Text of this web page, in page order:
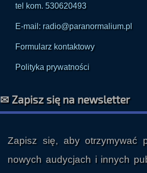
tel kom. 530620493
E-mail: radio@paranormalium.pl
Formularz kontaktowy
Polityka prywatności
✉ Zapisz się na newsletter
Zapisz się, aby otrzymywać
nowych audycjach i innych